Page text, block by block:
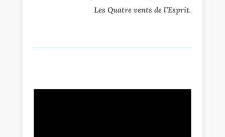
Les Quatre vents de l’Esprit.